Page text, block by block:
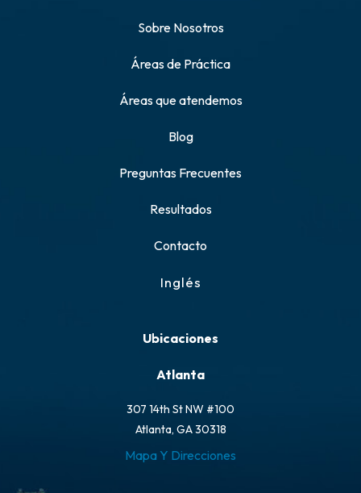
Sobre Nosotros
Áreas de Práctica
Áreas que atendemos
Blog
Preguntas Frecuentes
Resultados
Contacto
Inglés
Ubicaciones
Atlanta
307 14th St NW #100
Atlanta, GA 30318
Mapa Y Direcciones